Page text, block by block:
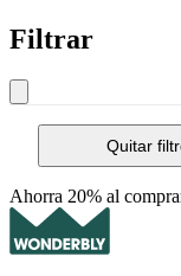
Filtrar
Quitar
Ahorra 20% al